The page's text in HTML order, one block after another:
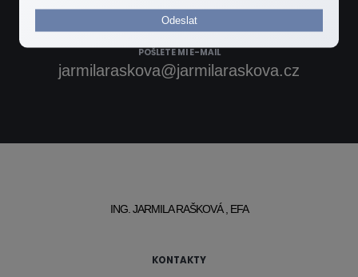
POŠLETE MI E-MAIL
jarmilaraskova@jarmilaraskova.cz
ING. JARMILA RAŠKOVÁ , EFA
KONTAKTY
Odeslat